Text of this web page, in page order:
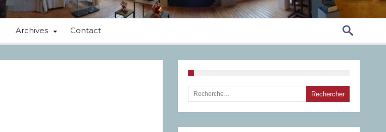
Archives Contact
Rechercher :